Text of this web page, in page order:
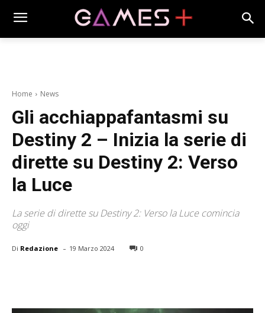
Home News
Gli acchiappafantasmi su
Destiny 2 – Inizia la serie di
dirette su Destiny 2: Verso
la Luce
La serie di dirette su Destiny 2: Verso la Luce comincia
oggi
Di Redazione - 19 Marzo 2024 0